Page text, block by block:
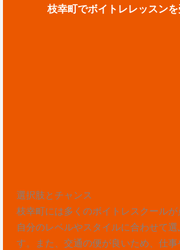
枝幸町でボイトレレッスン
選択肢とチャンス
枝幸町には多くのボイトレスクールが
自分のレベルやスタイルに合わせて選
す。また、交通の便が良いため、仕